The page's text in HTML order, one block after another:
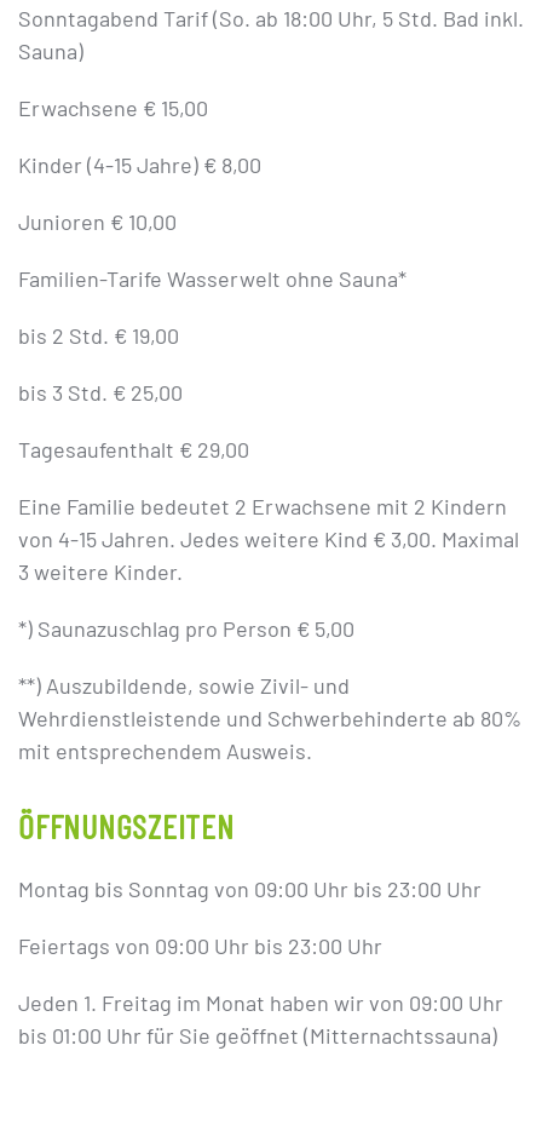
Sonntagabend Tarif (So. ab 18:00 Uhr, 5 Std. Bad inkl.
Sauna)
Erwachsene € 15,00
Kinder (4-15 Jahre) € 8,00
Junioren € 10,00
Familien-Tarife Wasserwelt ohne Sauna*
bis 2 Std. € 19,00
bis 3 Std. € 25,00
Tagesaufenthalt € 29,00
Eine Familie bedeutet 2 Erwachsene mit 2 Kindern
von 4-15 Jahren. Jedes weitere Kind € 3,00. Maximal
3 weitere Kinder.
*) Saunazuschlag pro Person € 5,00
**) Auszubildende, sowie Zivil- und
Wehrdienstleistende und Schwerbehinderte ab 80%
mit entsprechendem Ausweis.
ÖFFNUNGSZEITEN
Montag bis Sonntag von 09:00 Uhr bis 23:00 Uhr
Feiertags von 09:00 Uhr bis 23:00 Uhr
Jeden 1. Freitag im Monat haben wir von 09:00 Uhr
bis 01:00 Uhr für Sie geöffnet (Mitternachtssauna)